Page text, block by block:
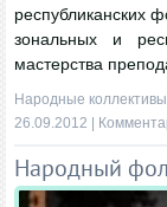
республиканских
зональных и
мастерства
Народные коллективы
26.09.2012 |
Народный